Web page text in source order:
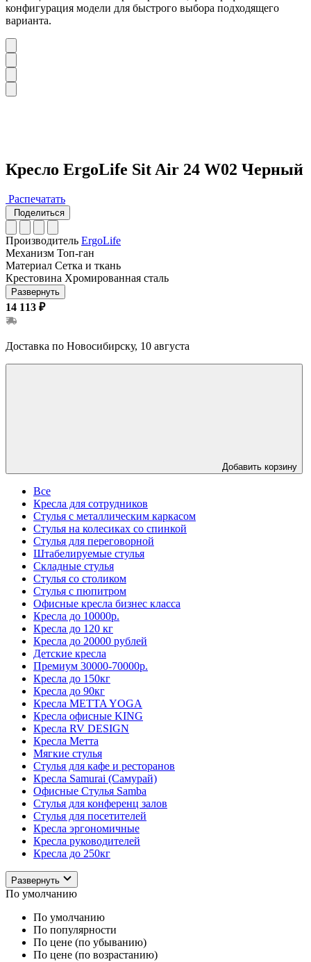
конфигурация модели для быстрого выбора подходящего
варианта.
Кресло ErgoLife Sit Air 24 W02 Черный
Распечатать
Поделиться
Производитель ErgoLife
Механизм Топ-ган
Материал Сетка и ткань
Крестовина Хромированная сталь
Развернуть
14 113 ₽
Доставка по Новосибирску, 10 августа
Добавить корзину
Все
Кресла для сотрудников
Стулья с металлическим каркасом
Стулья на колесиках со спинкой
Стулья для переговорной
Штабелируемые стулья
Складные стулья
Стулья со столиком
Стулья с пюпитром
Офисные кресла бизнес класса
Кресла до 10000р.
Кресла до 120 кг
Кресла до 20000 рублей
Детские кресла
Премиум 30000-70000р.
Кресла до 150кг
Кресла до 90кг
Кресла METTA YOGA
Кресла офисные KING
Кресла RV DESIGN
Кресла Метта
Мягкие стулья
Стулья для кафе и ресторанов
Кресла Samurai (Самурай)
Офисные Стулья Samba
Стулья для конференц залов
Стулья для посетителей
Кресла эргономичные
Кресла руководителей
Кресла до 250кг
Развернуть
По умолчанию
По умолчанию
По популярности
По цене (по убыванию)
По цене (по возрастанию)